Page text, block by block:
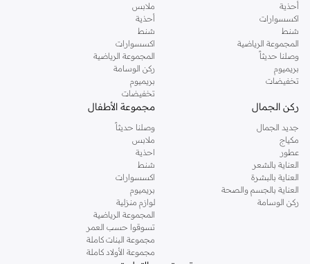
أحذية
اكسسوارات
شنط
المجموعة الرياضية
وصلنا حديثاً
بريميوم
تخفيضات
ملابس
أحذية
شنط
اكسسوارات
المجموعة الرياضية
ركن الوسامة
بريميوم
تخفيضات
ركن الجمال
جديد الجمال
مكياج
عطور
العناية بالشعر
العناية بالبشرة
العناية بالجسم والصحة
ركن الوسامة
مجموعة الأطفال
وصلنا حديثاً
ملابس
احذية
شنط
اكسسوارات
بريميوم
لوازم منزلية
المجموعة الرياضية
تسوقوا حسب العمر
مجموعة البنات كاملة
مجموعة الأولاد كاملة